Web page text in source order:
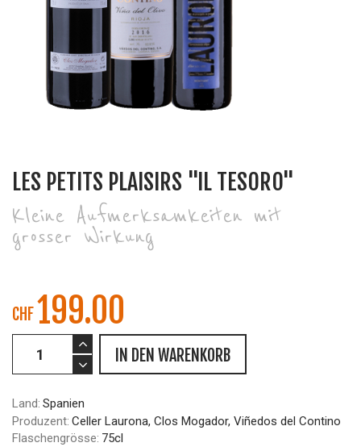
LES PETITS PLAISIRS "IL TESORO"
Kleine Aufmerksamkeiten mit
grosser Wirkung
CHF199.00
IN DEN WARENKORB
Land: Spanien
Produzent: Celler Laurona, Clos Mogador, Viñedos del Contino
Flaschengrösse: 75cl